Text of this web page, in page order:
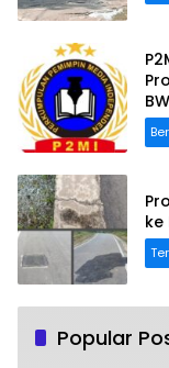
ke
Popular